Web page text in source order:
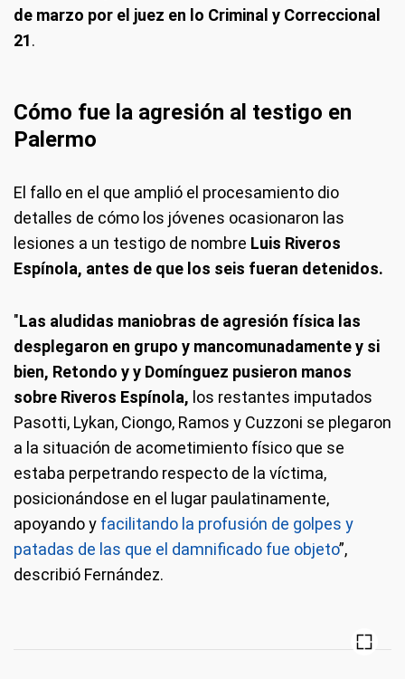
de marzo por el juez en lo Criminal y Correccional
21.
Cómo fue la agresión al testigo en
Palermo
El fallo en el que amplió el procesamiento dio
detalles de cómo los jóvenes ocasionaron las
lesiones a un testigo de nombre Luis Riveros
Espínola, antes de que los seis fueran detenidos.
"Las aludidas maniobras de agresión física las
desplegaron en grupo y mancomunadamente y si
bien, Retondo y y Domínguez pusieron manos
sobre Riveros Espínola, los restantes imputados
Pasotti, Lykan, Ciongo, Ramos y Cuzzoni se plegaron
a la situación de acometimiento físico que se
estaba perpetrando respecto de la víctima,
posicionándose en el lugar paulatinamente,
apoyando y facilitando la profusión de golpes y
patadas de las que el damnificado fue objeto”,
describió Fernández.